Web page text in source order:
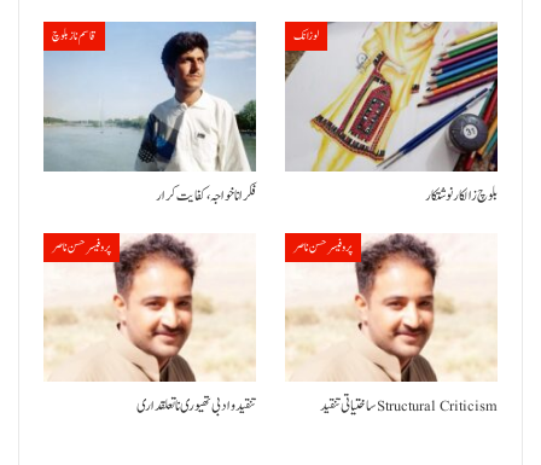
قاسم ناز بلوچ
فکر انا خواجہ، کفایت کرار
لوزانک
بلوچ زالکار نوشتکار
پروفیسر حسن ناصر
تنقید و ادبی تھیوری نا تعلقداری
پروفیسر حسن ناصر
ساختیاتی تنقید Structural Criticism